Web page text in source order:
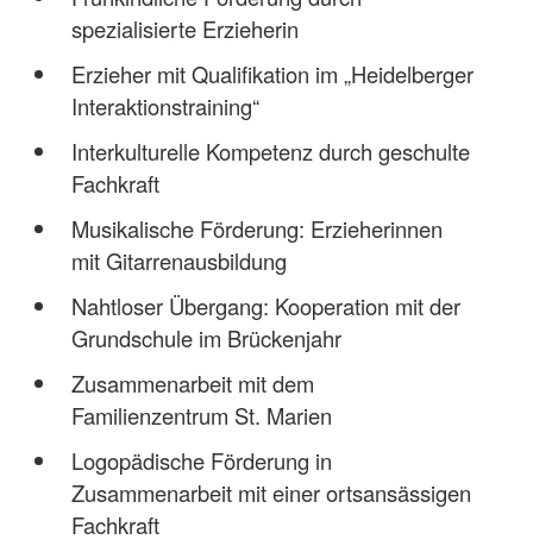
spezialisierte Erzieherin
Erzieher mit Qualifikation im „Heidelberger
Interaktionstraining“
Interkulturelle Kompetenz durch geschulte
Fachkraft
Musikalische Förderung: Erzieherinnen
mit Gitarrenausbildung
Nahtloser Übergang: Kooperation mit der
Grundschule im Brückenjahr
Zusammenarbeit mit dem
Familienzentrum St. Marien
Logopädische Förderung in
Zusammenarbeit mit einer ortsansässigen
Fachkraft